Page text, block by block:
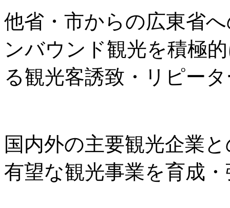
他省・市からの広東省
ンバウンド観光を積極
る観光客誘致・リピー
国内外の主要観光企業
有望な観光事業を育成